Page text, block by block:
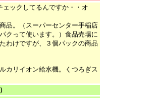
ックしてるんですか・・オ
品。（スーパーセンター手稲店
クって使います。）食品売場に
わけですが、３個パックの商品
カリイオン給水機。くつろぎス